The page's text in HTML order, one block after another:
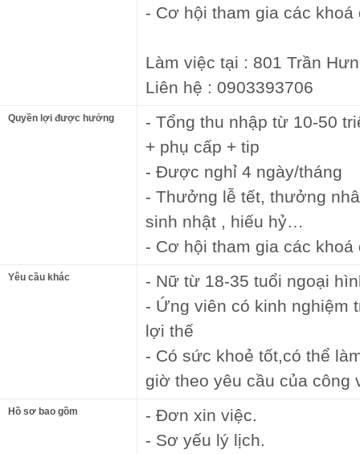
- Cơ hội tham gia các
Làm việc tại : 801 Trần
Liên hệ : 0903393706
Quyền lợi được hưởng
- Tổng thu nhập từ 10-50
+ phụ cấp + tip
- Được nghỉ 4 ngày/tháng
- Thưởng lễ tết, thưởng
sinh nhật , hiếu hỷ…
- Cơ hội tham gia các
Yêu cầu khác
- Nữ từ 18-35 tuổi ngoại
- Ứng viên có kinh nghiệm
lợi thế
- Có sức khoẻ tốt,có thể
giờ theo yêu cầu của công
Hồ sơ bao gồm
- Đơn xin việc.
- Sơ yếu lý lịch.